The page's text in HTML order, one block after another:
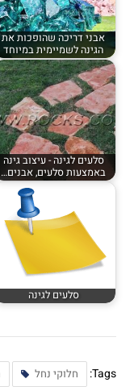
אבני דריכה שהופכות את
הגינה לשמיימית במיוחד
סלעים לגינה - עיצוב גינה
באמצעות סלעים, אבנים…
סלעים לגינה
Tags: חלוקי נחל